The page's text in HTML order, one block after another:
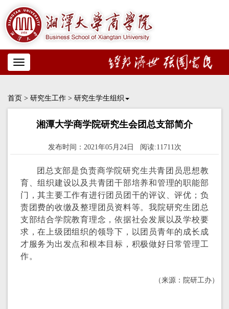
Toggle
navigation
首页 > 研究生工作 > 研究生学生组织
湘潭大学商学院研究生会团总支部简介
发布时间：2021年05月24日 阅读:11711次
团总支部是负责商学院研究生共青团员思想教
育、组织建设以及共青团干部培养和管理的职能部
门，其主要工作有进行团员团干的评议、评优；负
责团费的收缴及整理团员资料等。我院研究生团总
支部结合学院教育理念，依据社会发展以及学校要
求，在上级团组织的领导下，以团员青年的成长成
才服务为出发点和根本目标，积极做好日常管理工
作。
（来源：院研工办）